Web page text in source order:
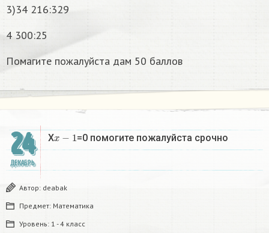
3)34 216:329
4 300:25
Помагите пожалуйста дам 50 баллов
24
ДЕКАБРЬ
Xx−1 =0 помогите пожалуйста срочно
Автор: deabak
Предмет: Математика
Уровень: 1 - 4 класс